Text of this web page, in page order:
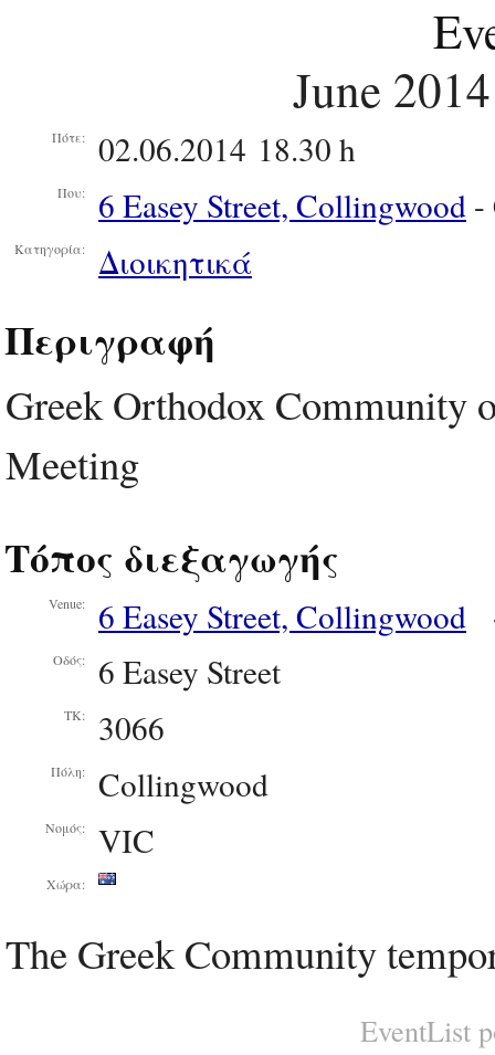
June
Πότε: 02.06.2014 18.30 h
Που: 6 Easey Street, Collingwood -
Κατηγορία: Διοικητικά
Περιγραφή
Greek Orthodox Community
Meeting
Τόπος διεξαγωγής
Venue: 6 Easey Street, Collingwood
Οδός: 6 Easey Street
ΤΚ: 3066
Πόλη: Collingwood
Νομός: VIC
Χώρα:
The Greek Community
EventList